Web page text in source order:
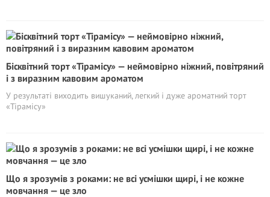
Бісквітний торт «Тірамісу» — неймовірно ніжний, повітряний
і з виразним кавовим ароматом
У результаті виходить вишуканий, легкий і дуже ароматний торт
«Тірамісу»
Що я зрозумів з роками: не всі усмішки щирі, і не кожне
мовчання — це зло